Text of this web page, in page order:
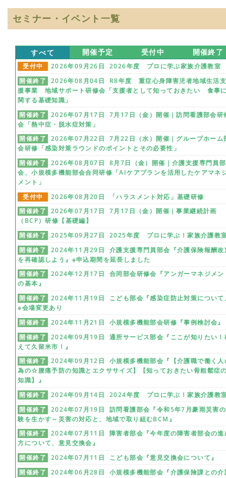
セミナー・イベント一覧
すべて 開催予定 受付中 開催終了
受付中
2026年09月26日 2026年度 プロに学ぶ家族介護教室
開催終了
2026年08月04日 R8年度 重症心身障害児者地域生活
援事業 地域サポート研修会「支援者として知っておきたい 食事
関する基礎知識」
開催終了
2026年07月17日 7月17日（金）開催｜訪問看護部会研
会「熱中症・脱水症対策」
開催終了
2026年07月22日 7月22日（水）開催｜グループホーム
会研修「感染対策ラウンドのポイントとその必要性」
開催終了
2026年08月07日 8月7日（金）開催｜介護支援専門員部
会、小規模多機能部会合同研修「AIケアプランを活用したケアマネ
メント」
受付中
2026年08月20日 「ハラスメント対応」基礎研修
開催終了
2026年07月17日 7月17日（金）開催｜事業継続計画
（BCP）研修【基礎編】
開催終了
2025年09月27日 2025年度 プロに学ぶ！家族介護教
開催終了
2024年11月29日 介護支援専門員部会『介護保険報酬改
を再確認しよう』※申込期間を延長しました
開催終了
2024年12月17日 合同部会研修会『アンガーマネジメン
の基本』
開催終了
2024年11月19日 こども部会『感染症防止対策について
※会場変更あり
開催終了
2024年11月21日 小規模多機能部会研修『事例検討会』
開催終了
2024年09月19日 通所サービス部会『ここが知りたい！
えて久留米市！』
開催終了
2024年09月12日 小規模多機能部会『【介護職で働く人
為の☆腰痛予防の知識とエクササイズ】【知っておきたい骨粗鬆症
知識】』
開催終了
2024年09月14日 2024年度 プロに学ぶ！家族介護教
開催終了
2024年07月19日 訪問看護部会『令和5年7月豪雨災害
験を生かす～災害の対応と、地域で取り組むBCM』
開催終了
2024年07月11日 障害者部会『今年度の障害者部会の進
方について、意見交換会』
開催終了
2024年07月11日 こども部会『意見交換会について』
開催終了
2024年06月28日 小規模多機能部会『介護保険課との介